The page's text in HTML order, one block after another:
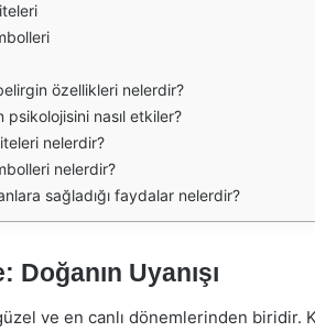
özellikleri nelerdir?
psikolojisini nasıl etkiler?
nelerdir?
nelerdir?
sağladığı faydalar nelerdir?
Doğanın Uyanışı
ve en canlı dönemlerinden biridir.